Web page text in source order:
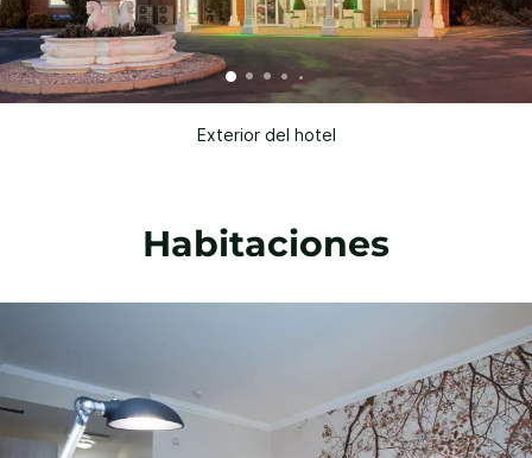
Exterior del hotel
Habitaciones